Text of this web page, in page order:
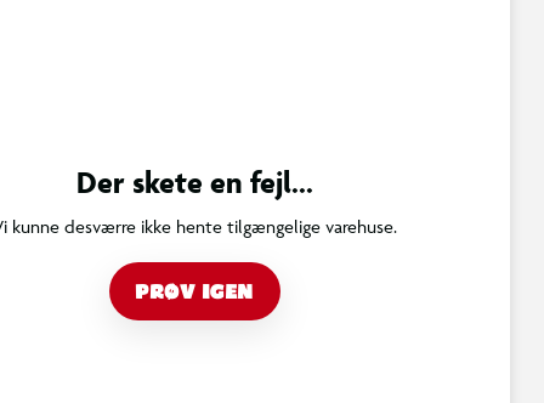
Der skete en fejl...
kunne desværre ikke hente tilgængelige varehuse.
PRØV IGEN